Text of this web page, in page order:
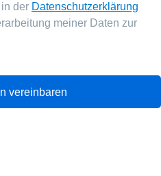
der Datenschutzerklärung
meiner Daten zur